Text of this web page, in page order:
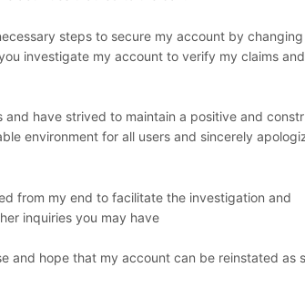
steps to secure my account by
investigate my account to verify my claims and
have strived to maintain a positive and
environment for all users and sincerely
from my end to facilitate the investigation and
inquiries you may have
and hope that my account can be reinstated as